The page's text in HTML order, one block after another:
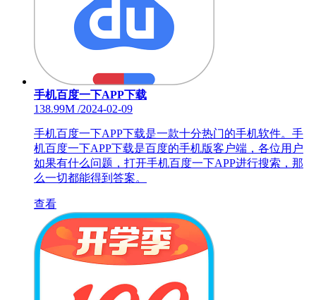
手机百度一下APP下载
138.99M /2024-02-09
手机百度一下APP下载是一款十分热门的手机软件。手
机百度一下APP下载是百度的手机版客户端，各位用户
如果有什么问题，打开手机百度一下APP进行搜索，那
么一切都能得到答案。
查看